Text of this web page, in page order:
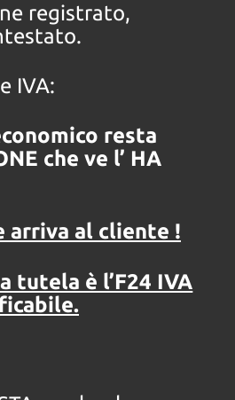
registrato,
IVA:
resta
che ve l’ HA
arriva al cliente !
tutela è l’F24 IVA